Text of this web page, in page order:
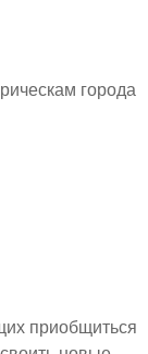
города
приобщиться